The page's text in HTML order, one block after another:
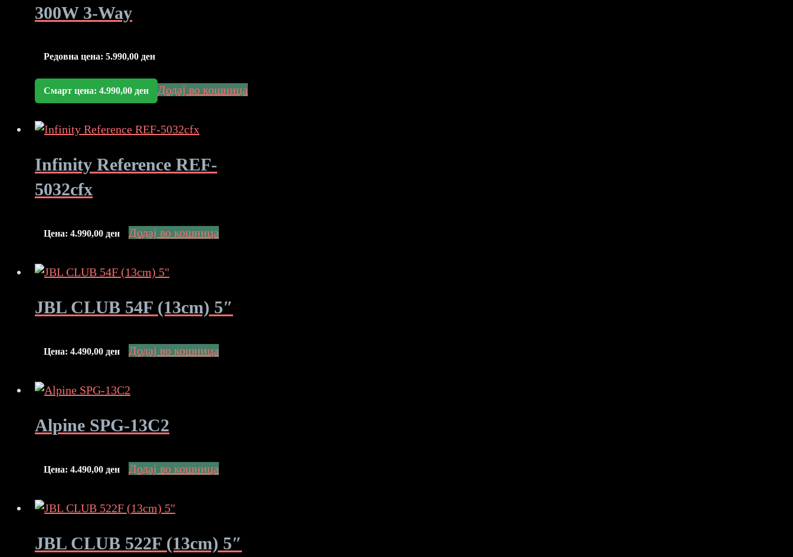
300W 3-Way
Редовна цена: 5.990,00 ден
Смарт цена: 4.990,00 ден Додај во кошница
Infinity Reference REF-
5032cfx
Цена: 4.990,00 ден Додај во кошница
JBL CLUB 54F (13cm) 5″
Цена: 4.490,00 ден Додај во кошница
Alpine SPG-13C2
Цена: 4.490,00 ден Додај во кошница
JBL CLUB 522F (13cm) 5″